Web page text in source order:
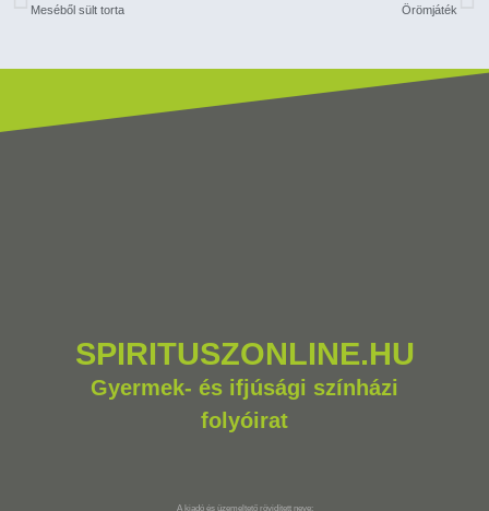
Meséből sült torta Örömjáték
SPIRITUSZONLINE.HU
Gyermek- és ifjúsági színházi
folyóirat
A kiadó és üzemeltető rövidített neve: